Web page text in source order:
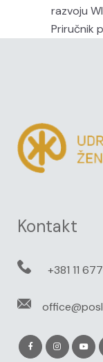
razvoju
Priručnik
Kontakt
+381 11